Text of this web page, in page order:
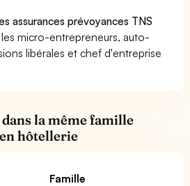
assurances prévoyances TNS
micro-entrepreneurs, auto-
libérales et chef d'entreprise
la même famille
hôtellerie
Famille